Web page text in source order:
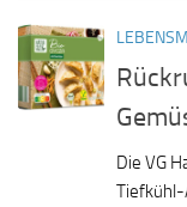
Die VG
Tiefkühl-